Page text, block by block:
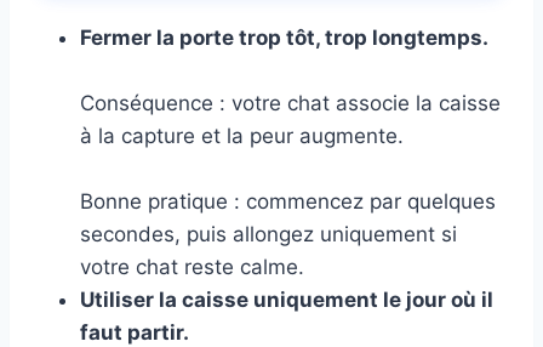
Fermer la porte trop tôt, trop longtemps.
Conséquence : votre chat associe la caisse
à la capture et la peur augmente.
Bonne pratique : commencez par quelques
secondes, puis allongez uniquement si
votre chat reste calme.
Utiliser la caisse uniquement le jour où il
faut partir.